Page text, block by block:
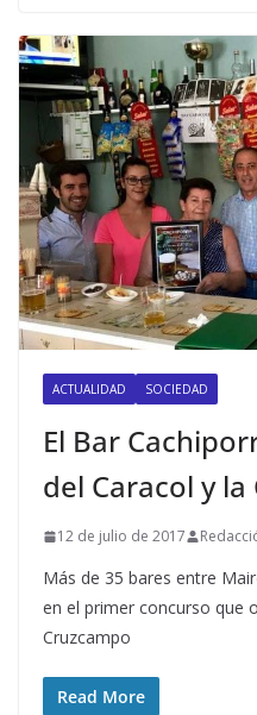
ACTUALIDAD SOCIEDAD
El Bar
del Caracol y
12 de julio de 2017
Más de 35 bares entre
en el primer concurso que
Cruzcampo
Read More